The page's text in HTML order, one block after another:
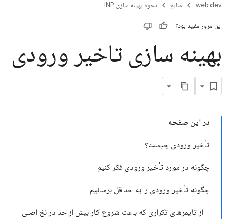
web.dev منابع نحوه بهینه سازی INP
این مرور مفید بود؟
بهینه سازی تاخیر ورودی
در این صفحه
تأخیر ورودی چیست؟
چگونه در مورد تأخیر ورودی فکر کنیم
چگونه تأخیر ورودی را به حداقل برسانیم
از تایمرهای تکراری که باعث شروع کار بیش از حد در نخ اصلی